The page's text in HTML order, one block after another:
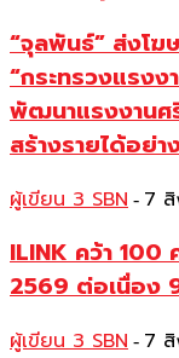
“จุลพันธ์” ส่งโ
“กระทรวงแรงง
พัฒนาแรงงานศ
สร้างรายได้อย่
ผู้เขียน 3 SBN - 7
ILINK คว้า 100
2569 ต่อเนื่อง
ผู้เขียน 3 SBN - 7